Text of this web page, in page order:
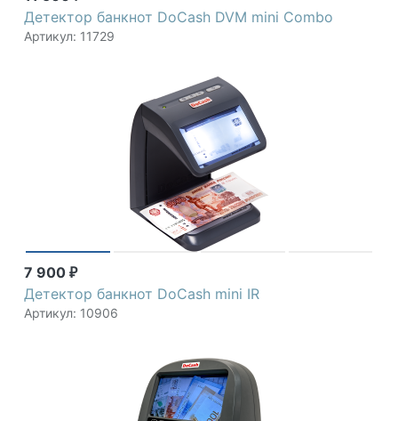
Детектор банкнот DoCash DVM mini Combo
Артикул: 11729
7 900 ₽
Детектор банкнот DoCash mini IR
Артикул: 10906